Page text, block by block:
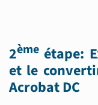
2èmeétape:
et le
Acrobat DC